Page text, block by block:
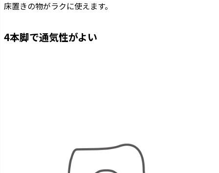
床置きの物がラクに使えます。
4本脚で通気性がよい